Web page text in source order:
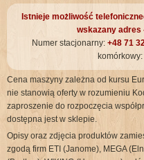
Istnieje możliwość
wskazany adres
Numer stacjonarny: +48 71
komórkowy:
Cena maszyny zależna od kursu
nie stanowią oferty w rozumieniu
zaproszenie do rozpoczęcia
dostępna jest w sklepie.
Opisy oraz zdjęcia produktów
zgodą firm ETI (Janome), MEGA